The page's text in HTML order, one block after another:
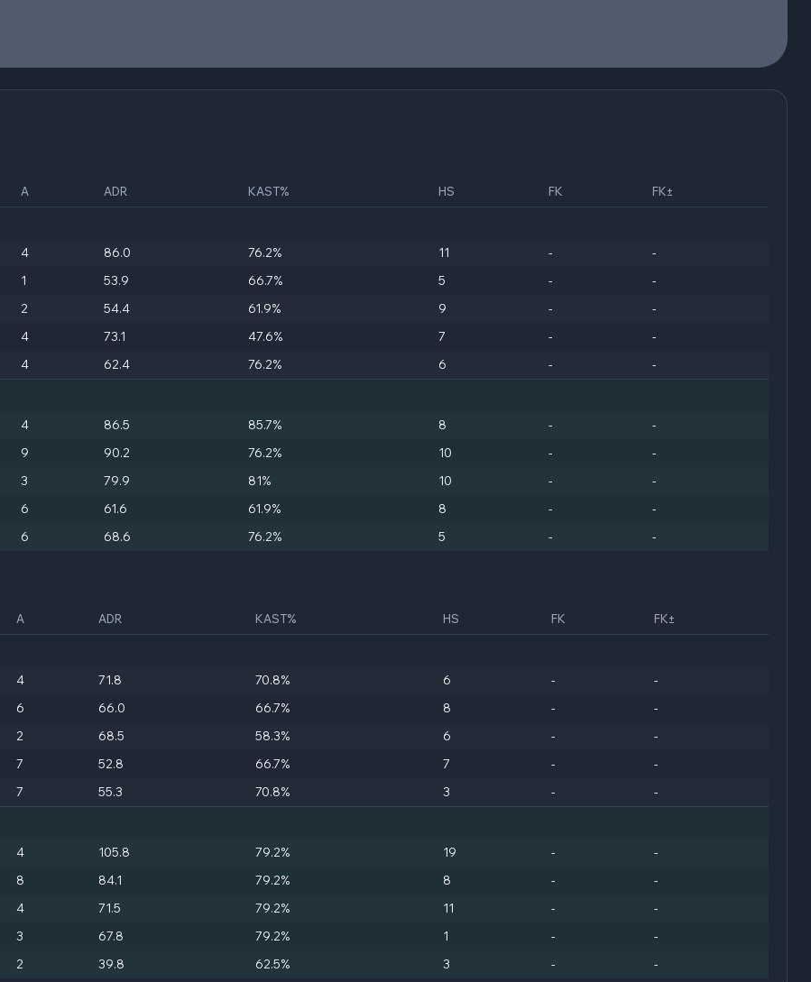
A ADR KAST% HS FK FK±
4 86.0 76.2% 11 -
-
1 53.9 66.7% 5 -
-
2 54.4 61.9% 9 -
-
4 73.1 47.6% 7 -
-
4 62.4 76.2% 6 - -
4 86.5 85.7% 8 -
-
9 90.2 76.2% 10 -
-
3 79.9 81% 10 -
-
6 61.6 61.9% 8 -
-
6 68.6 76.2% 5 - -
A ADR KAST% HS FK FK±
4 71.8 70.8% 6 -
-
6 66.0 66.7% 8 -
-
2 68.5 58.3% 6 -
-
7 52.8 66.7% 7 -
-
7 55.3 70.8% 3 - -
4 105.8 79.2% 19 -
-
8 84.1 79.2% 8 -
-
4 71.5 79.2% 11 -
-
3 67.8 79.2% 1 -
-
2 39.8 62.5% 3 - -